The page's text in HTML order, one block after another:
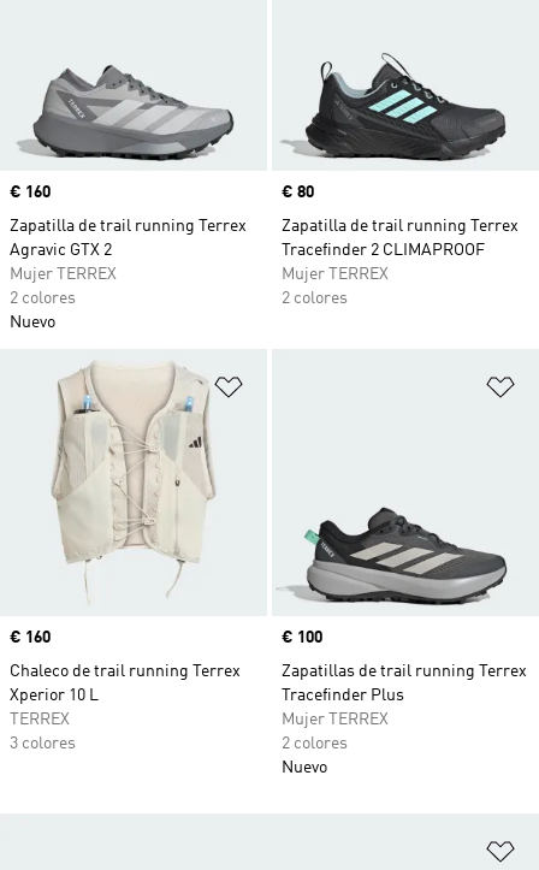
Precio
€ 160
Zapatilla de trail running Terrex
Agravic GTX 2
Mujer TERREX
2 colores
Nuevo
Precio
€ 80
Zapatilla de trail running Terrex
Tracefinder 2 CLIMAPROOF
Mujer TERREX
2 colores
Precio
€ 160
Chaleco de trail running Terrex
Xperior 10 L
TERREX
3 colores
Precio
€ 100
Zapatillas de trail running Terrex
Tracefinder Plus
Mujer TERREX
2 colores
Nuevo